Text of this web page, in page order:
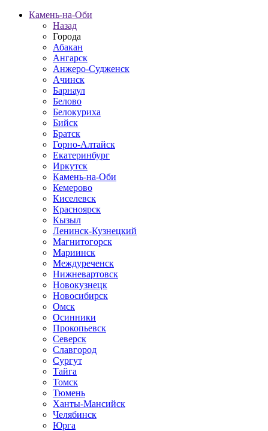
Камень-на-Оби
Назад
Города
Абакан
Ангарск
Анжеро-Судженск
Ачинск
Барнаул
Белово
Белокуриха
Бийск
Братск
Горно-Алтайск
Екатеринбург
Иркутск
Камень-на-Оби
Кемерово
Киселевск
Красноярск
Кызыл
Ленинск-Кузнецкий
Магнитогорск
Мариинск
Междуреченск
Нижневартовск
Новокузнецк
Новосибирск
Омск
Осинники
Прокопьевск
Северск
Славгород
Сургут
Тайга
Томск
Тюмень
Ханты-Мансийск
Челябинск
Юрга